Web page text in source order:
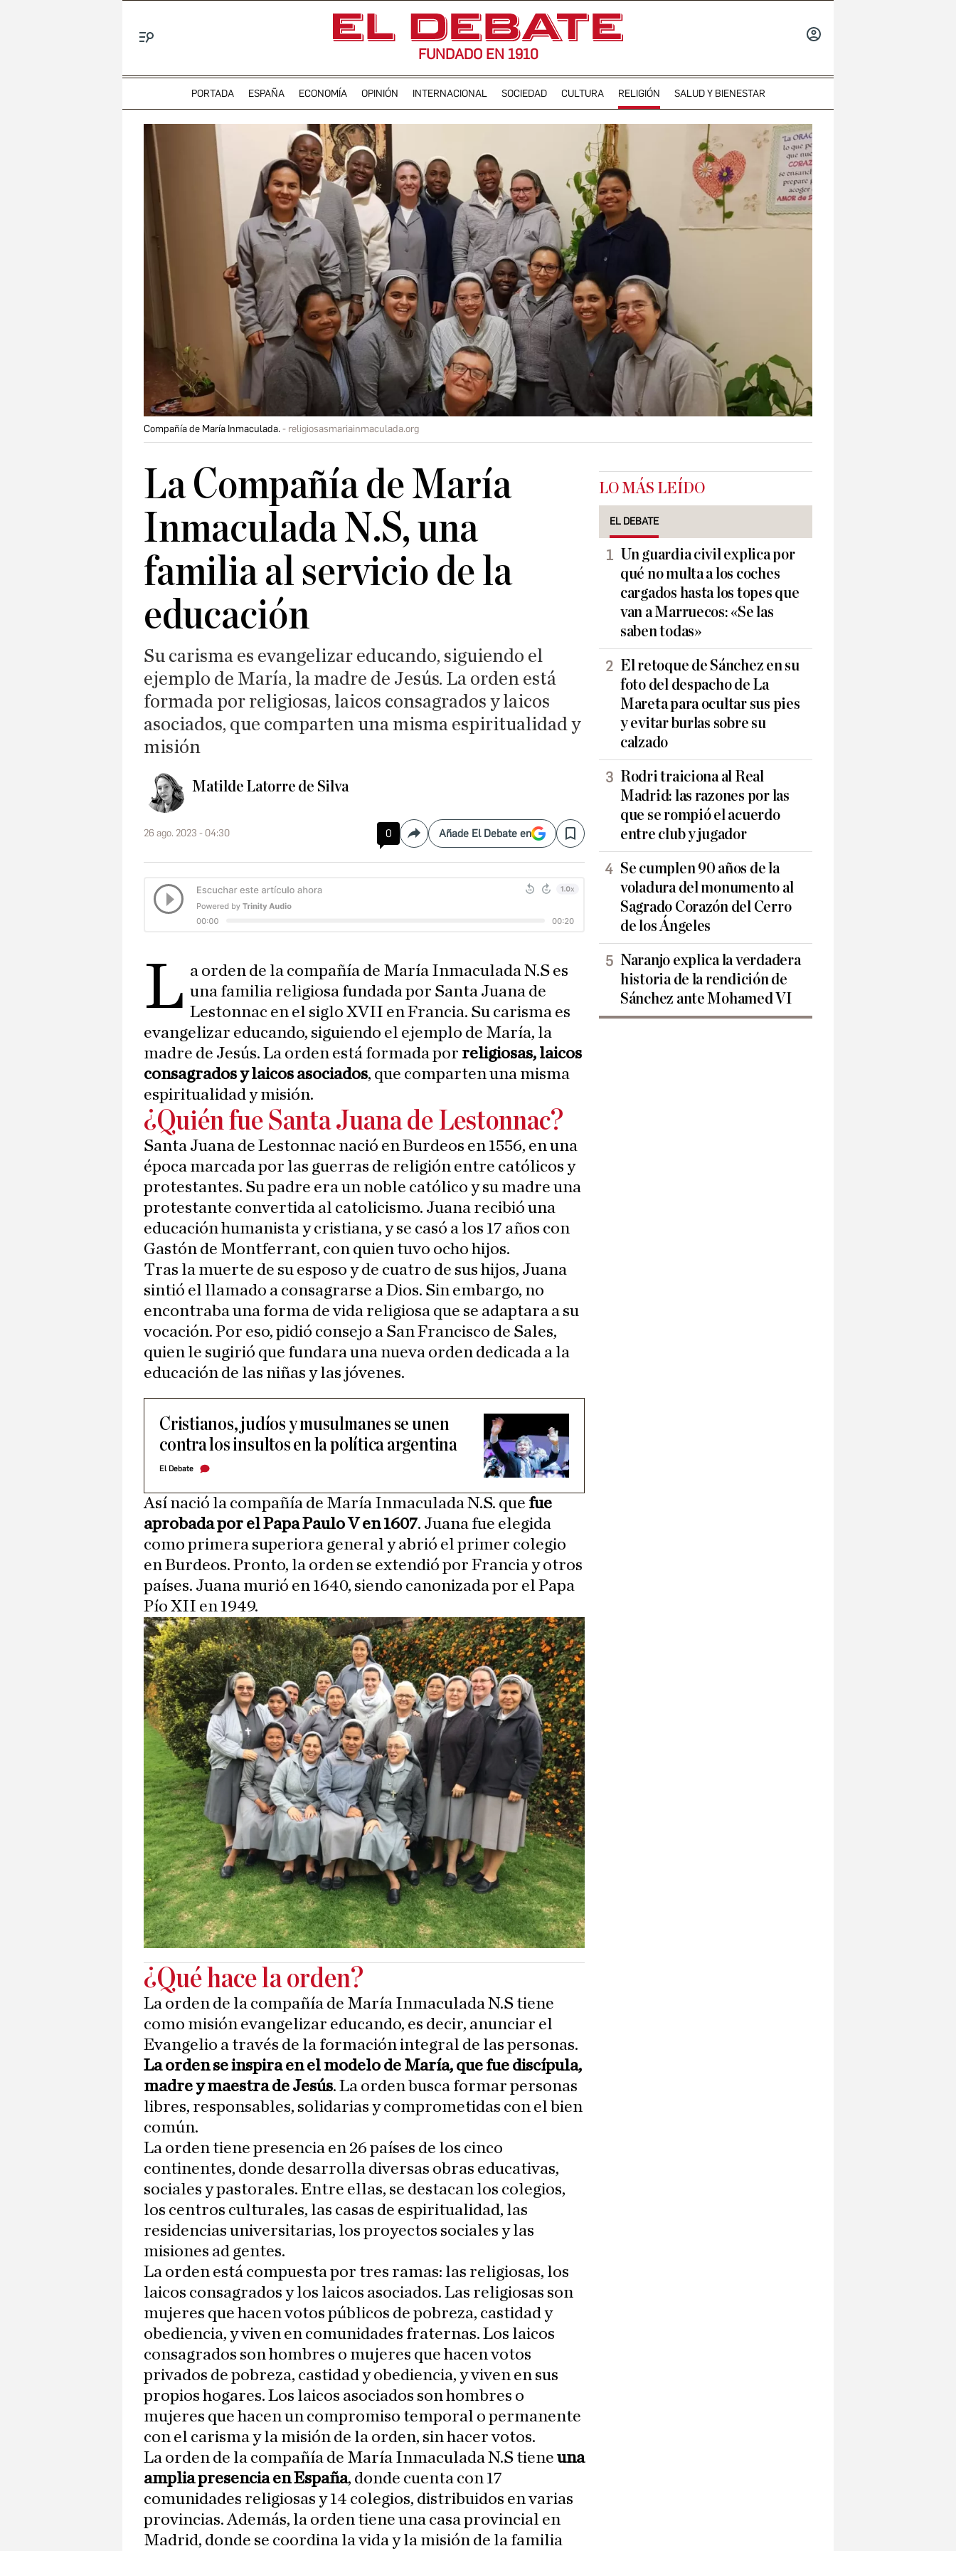
FUNDADO EN 1910
PORTADA ESPAÑA ECONOMÍA OPINIÓN INTERNACIONAL SOCIEDAD CULTURA RELIGIÓN SALUD Y BIENESTAR
Compañía de María Inmaculada. religiosasmariainmaculada.org
La Compañía de María
Inmaculada N.S, una
familia al servicio de la
educación
Su carisma es evangelizar educando, siguiendo el
ejemplo de María, la madre de Jesús. La orden está
formada por religiosas, laicos consagrados y laicos
asociados, que comparten una misma espiritualidad y
misión
Matilde Latorre de Silva
26 ago. 2023 - 04:30 0 CompartirAñade El Debate en Save
L a orden de la compañía de María Inmaculada N.S es
una familia religiosa fundada por Santa Juana de
Lestonnac en el siglo XVII en Francia. Su carisma es
evangelizar educando, siguiendo el ejemplo de María, la
madre de Jesús. La orden está formada por religiosas, laicos
consagrados y laicos asociados, que comparten una misma
espiritualidad y misión.
¿Quién fue Santa Juana de Lestonnac?
Santa Juana de Lestonnac nació en Burdeos en 1556, en una
época marcada por las guerras de religión entre católicos y
protestantes. Su padre era un noble católico y su madre una
protestante convertida al catolicismo. Juana recibió una
educación humanista y cristiana, y se casó a los 17 años con
Gastón de Montferrant, con quien tuvo ocho hijos.
Tras la muerte de su esposo y de cuatro de sus hijos, Juana
sintió el llamado a consagrarse a Dios. Sin embargo, no
encontraba una forma de vida religiosa que se adaptara a su
vocación. Por eso, pidió consejo a San Francisco de Sales,
quien le sugirió que fundara una nueva orden dedicada a la
educación de las niñas y las jóvenes.
Cristianos, judíos y musulmanes se unen
contra los insultos en la política argentina
El Debate
Así nació la compañía de María Inmaculada N.S. que fue
aprobada por el Papa Paulo V en 1607. Juana fue elegida
como primera superiora general y abrió el primer colegio
en Burdeos. Pronto, la orden se extendió por Francia y otros
países. Juana murió en 1640, siendo canonizada por el Papa
Pío XII en 1949.
¿Qué hace la orden?
La orden de la compañía de María Inmaculada N.S tiene
como misión evangelizar educando, es decir, anunciar el
Evangelio a través de la formación integral de las personas.
La orden se inspira en el modelo de María, que fue discípula,
madre y maestra de Jesús. La orden busca formar personas
libres, responsables, solidarias y comprometidas con el bien
común.
La orden tiene presencia en 26 países de los cinco
continentes, donde desarrolla diversas obras educativas,
sociales y pastorales. Entre ellas, se destacan los colegios,
los centros culturales, las casas de espiritualidad, las
residencias universitarias, los proyectos sociales y las
misiones ad gentes.
La orden está compuesta por tres ramas: las religiosas, los
laicos consagrados y los laicos asociados. Las religiosas son
mujeres que hacen votos públicos de pobreza, castidad y
obediencia, y viven en comunidades fraternas. Los laicos
consagrados son hombres o mujeres que hacen votos
privados de pobreza, castidad y obediencia, y viven en sus
propios hogares. Los laicos asociados son hombres o
mujeres que hacen un compromiso temporal o permanente
con el carisma y la misión de la orden, sin hacer votos.
La orden de la compañía de María Inmaculada N.S tiene una
amplia presencia en España, donde cuenta con 17
comunidades religiosas y 14 colegios, distribuidos en varias
provincias. Además, la orden tiene una casa provincial en
Madrid, donde se coordina la vida y la misión de la familia
LO MÁS LEÍDO
EL DEBATE
Un guardia civil explica por
qué no multa a los coches
cargados hasta los topes que
van a Marruecos: «Se las
saben todas»
El retoque de Sánchez en su
foto del despacho de La
Mareta para ocultar sus pies
y evitar burlas sobre su
calzado
Rodri traiciona al Real
Madrid: las razones por las
que se rompió el acuerdo
entre club y jugador
Se cumplen 90 años de la
voladura del monumento al
Sagrado Corazón del Cerro
de los Ángeles
Naranjo explica la verdadera
historia de la rendición de
Sánchez ante Mohamed VI